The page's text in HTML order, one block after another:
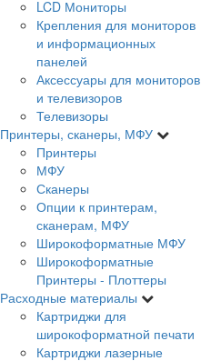
LCD Мониторы
Крепления для мониторов
и информационных
панелей
Аксессуары для мониторов
и телевизоров
Телевизоры
Принтеры, сканеры, МФУ
Принтеры
МФУ
Сканеры
Опции к принтерам,
сканерам, МФУ
Широкоформатные МФУ
Широкоформатные
Принтеры - Плоттеры
Расходные материалы
Картриджи для
широкоформатной печати
Картриджи лазерные